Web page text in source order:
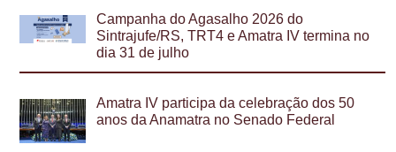
Campanha do Agasalho 2026 do
Sintrajufe/RS, TRT4 e Amatra IV termina no
dia 31 de julho
Amatra IV participa da celebração dos 50
anos da Anamatra no Senado Federal